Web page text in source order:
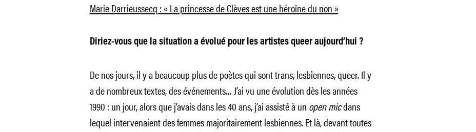
Marie Darrieussecq : « La princesse de Clèves est une héroïne du non »
Diriez-vous que la situation a évolué pour les artistes queer aujourd’hui ?
De nos jours, il y a beaucoup plus de poètes qui sont trans, lesbiennes, queer. Il y
a de nombreux textes, des événements… J’ai vu une évolution dès les années
1990 : un jour, alors que j’avais dans les 40 ans, j’ai assisté à un open micdans
lequel intervenaient des femmes majoritairement lesbiennes. Et là, devant toutes